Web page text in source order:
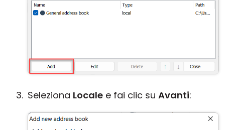
Seleziona Locale e fai clic su Avanti: